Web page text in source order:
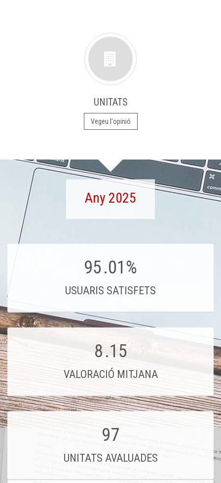
UNITATS
Vegeu l'opinió
Any 2025
95.01%
USUARIS SATISFETS
8.15
VALORACIÓ MITJANA
97
UNITATS AVALUADES